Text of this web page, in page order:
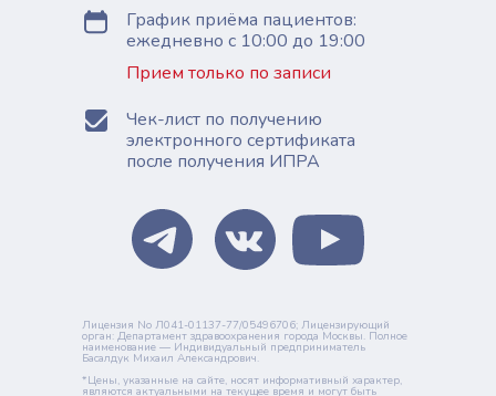
Лицензия No Л041-01137-77/05496706; Лицензирующий
орган: Департамент здравоохранения города Москвы. Полное
наименование — Индивидуальный предприниматель
Басалдук Михаил Александрович.
*Цены, указанные на сайте, носят информативный характер,
являются актуальными на текущее время и могут быть
График приёма пациентов:
ежедневно с 10:00 до 19:00
Прием только по записи
Чек-лист по получению
электронного сертификата
после получения ИПРА